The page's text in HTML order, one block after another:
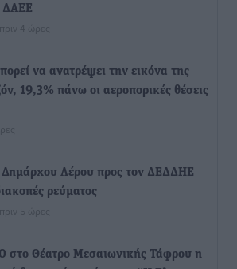
ΔΑΕΕ
πριν 4 ώρες
να ανατρέψει την εικόνα της
19,3% πάνω οι αεροπορικές θέσεις
Λέρου προς τον ΔΕΔΔΗΕ
ρεύματος
πριν 5 ώρες
στο Θέατρο Μεσαιωνικής Τάφρου η